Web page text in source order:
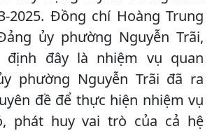
2025. Đồng chí Hoàng Trung
ủy phường Nguyễn Trãi,
định đây là nhiệm vụ quan
phường Nguyễn Trãi đã ra
đề để thực hiện nhiệm vụ
phát huy vai trò của cả hệ